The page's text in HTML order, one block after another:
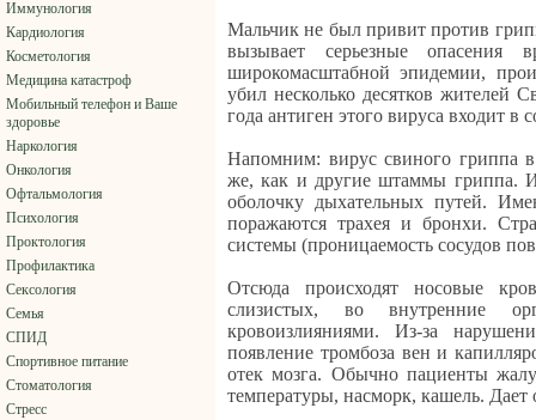
Иммунология
Кардиология
Косметология
Медицина катастроф
Мобильный телефон и Ваше
здоровье
Наркология
Онкология
Офтальмология
Психология
Проктология
Профилактика
Сексология
Семья
СПИД
Спортивное питание
Стоматология
Стресс
Мальчик не был привит против
вызывает серьезные
широкомасштабной эпидемии,
убил несколько десятков жителей
года антиген этого вируса входит в
Напомним: вирус свиного гриппа в
же, как и другие штаммы гриппа.
оболочку дыхательных путей.
поражаются трахея и бронхи.
системы (проницаемость сосудов
Отсюда происходят носовые
слизистых, во внутренние
кровоизлияниями. Из-за
появление тромбоза вен и
отек мозга. Обычно пациенты
температуры, насморк, кашель. Дает